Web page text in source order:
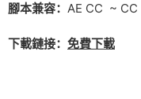
腳本兼容： AE CC ~ CC
下載鏈接： 免費下載